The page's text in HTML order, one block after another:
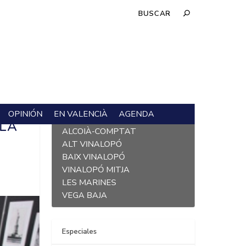
OPINIÓN EN VALENCIÀ AGENDA
L´ALACANTÍ
ALCOIÀ-COMPTAT
ALT VINALOPÓ
BAIX VINALOPÓ
VINALOPÓ MITJA
LES MARINES
VEGA BAJA
Especiales